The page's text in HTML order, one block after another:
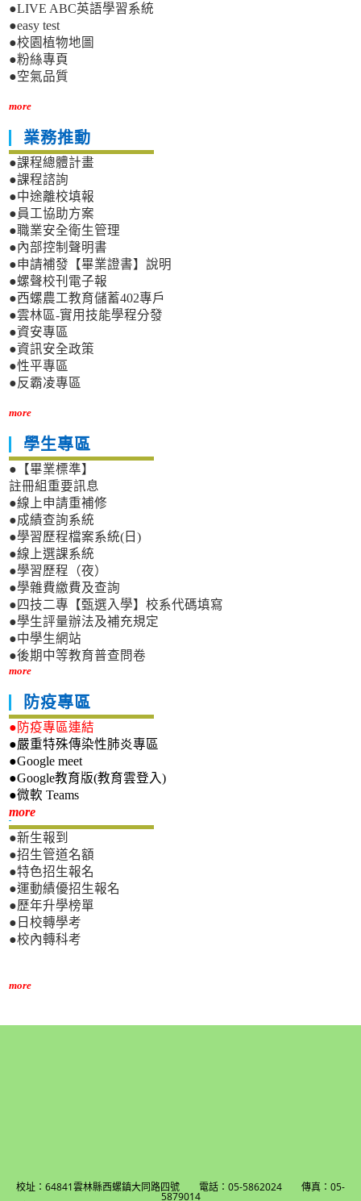
●LIVE ABC英語學習系統
●easy test
●校園植物地圖
●粉絲專頁
●空氣品質
more
業務推動
●課程總體計畫
●課程諮詢
●中途離校填報
●員工協助方案
●職業安全衛生管理
●內部控制聲明書
●申請補發【畢業證書】說明
●螺聲校刊電子報
●西螺農工教育儲蓄402專戶
●雲林區-實用技能學程分發
●資安專區
●資訊安全政策
●性平專區
●反霸凌專區
more
學生專區
●【畢業標準】
註冊組重要訊息
●線上申請重補修
●成績查詢系統
●學習歷程檔案系統(日)
●線上選課系統
●學習歷程（夜）
●學雜費繳費及查詢
●四技二專【甄選入學】校系代碼填寫
●學生評量辦法及補充規定
●中學生網站
●後期中等教育普查問卷
more
防疫專區
●防疫專區連結
●嚴重特殊傳染性肺炎專區
●Google meet
●Google教育版(教育雲登入)
●微軟 Teams
more新生專區
●新生報到
●招生管道名額
●特色招生報名
●運動績優招生報名
●歷年升學榜單
●日校轉學考
●校內轉科考
more
校址：64841雲林縣西螺鎮大同路四號 電話：05-5862024 傳真：05-
5879014